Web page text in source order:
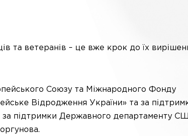
та ветеранів – це вже крок до їх
Союзу та Міжнародного Фонду
Відродження України» та за
за підтримки Державного департаменту